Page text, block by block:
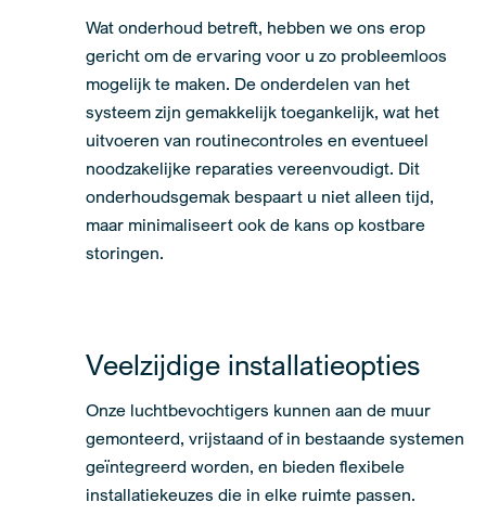
Wat onderhoud betreft, hebben we ons erop
gericht om de ervaring voor u zo probleemloos
mogelijk te maken. De onderdelen van het
systeem zijn gemakkelijk toegankelijk, wat het
uitvoeren van routinecontroles en eventueel
noodzakelijke reparaties vereenvoudigt. Dit
onderhoudsgemak bespaart u niet alleen tijd,
maar minimaliseert ook de kans op kostbare
storingen.
Veelzijdige installatieopties
Onze luchtbevochtigers kunnen aan de muur
gemonteerd, vrijstaand of in bestaande systemen
geïntegreerd worden, en bieden flexibele
installatiekeuzes die in elke ruimte passen.